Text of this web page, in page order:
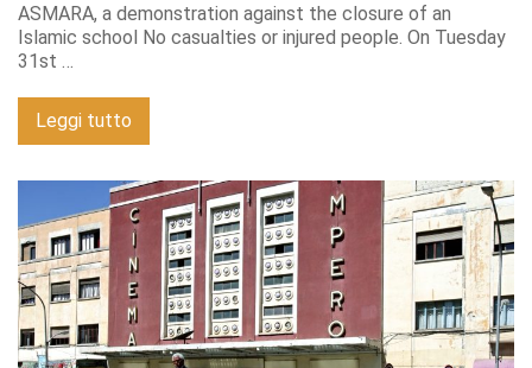
ASMARA, a demonstration against the closure of an
Islamic school No casualties or injured people. On Tuesday
31st …
Leggi tutto